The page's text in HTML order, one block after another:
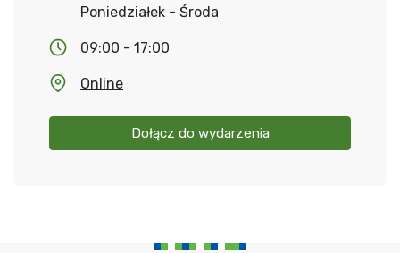
Poniedziałek - Środa
09:00 - 17:00
Online
Dołącz do wydarzenia